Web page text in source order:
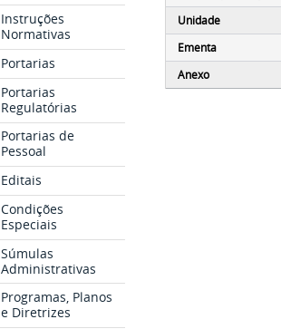
Instruções
Normativas
Portarias
Portarias
Regulatórias
Portarias de
Pessoal
Editais
Condições
Especiais
Súmulas
Administrativas
Programas, Planos
e Diretrizes
Unidade
Ementa
Anexo